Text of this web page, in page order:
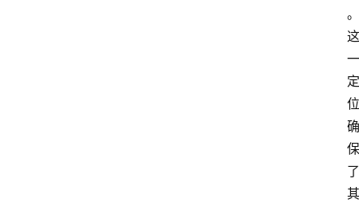
。
这
一
定
位
确
保
了
其